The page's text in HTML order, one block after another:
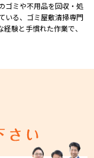
ゴミや不⽤品を回収・処
いる、ゴミ屋敷清掃専⾨
験と⼿慣れた作業で、